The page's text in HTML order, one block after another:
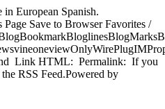
European Spanish.
Save to Browser Favorites /
Link HTML: Permalink: If you
RSS Feed.Powered by